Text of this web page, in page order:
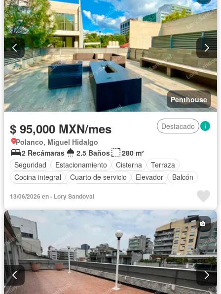
Acceso para personas con discapacidad
Sala polivalente
Internet
Agua Televisión por cable Asador
Wifi
Permite mascotas
Solo familias
Permite niños
Parcialmente amueblado
Penthouse
$ 95,000 MXN/mes
Destacado
Polanco, Miguel Hidalgo
2 Recámaras
2.5 Baños
280 m²
Seguridad
Estacionamiento Cisterna
Terraza
Cocina integral
Cuarto de servicio Elevador
Balcón
Electricidad
Bodega Cuarto de Limpieza
Zonas verdes
Vista panorámica
Recámara con closet
Caseta de vigilancia
Conserje
Acceso para personas con discapacidad
Zona infantil
Sala polivalente
Internet Agua
Televisión por cable
Asador
Bodega Wifi Despacho
Azotea
Solo familias
Permite niños
Permite mascotas
Sin amueblar
13/06/2026 en - Lory Sandoval